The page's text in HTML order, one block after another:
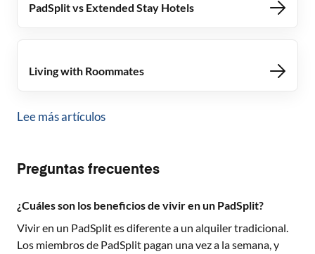
PadSplit vs Extended Stay Hotels
Living with Roommates
Lee más artículos
Preguntas frecuentes
¿Cuáles son los beneficios de vivir en un PadSplit?
Vivir en un PadSplit es diferente a un alquiler tradicional.
Los miembros de PadSplit pagan una vez a la semana, y